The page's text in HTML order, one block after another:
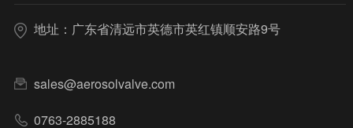
地址：广东省清远市英德市英红镇顺安路9号
sales@aerosolvalve.com
0763-2885188